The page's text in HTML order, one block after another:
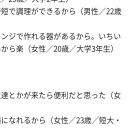
で調理ができるから（男性／22歳
ジで作れる器があるから。いちい
ら楽（女性／20歳／大学3年生）
とかが来たら便利だと思った（女
なれるから（女性／23歳／短大・